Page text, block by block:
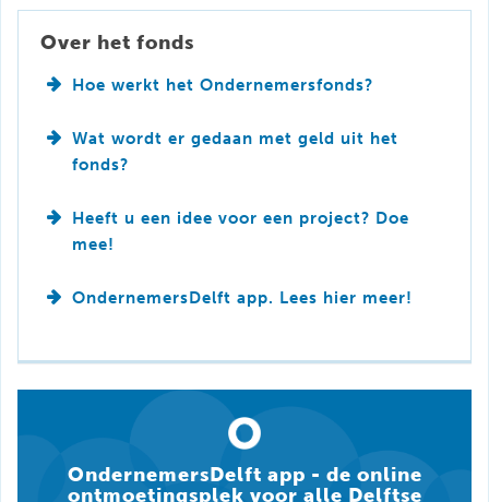
Over het fonds
Hoe werkt het Ondernemersfonds?
Wat wordt er gedaan met geld uit het
fonds?
Heeft u een idee voor een project? Doe
mee!
OndernemersDelft app. Lees hier meer!
OndernemersDelft app - de online
ontmoetingsplek voor alle Delftse